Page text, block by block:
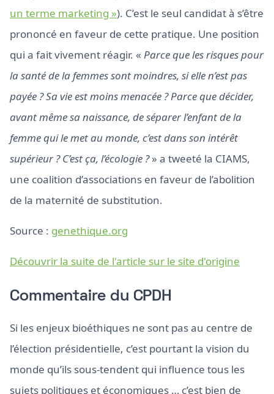
un terme marketing »). C’est le seul candidat à s’être
prononcé en faveur de cette pratique. Une position
qui a fait vivement réagir. « Parce que les risques pour
la santé de la femmes sont moindres, si elle n’est pas
payée ? Sa vie est moins menacée ? Parce que décider,
avant même sa naissance, de séparer l’enfant de la
femme qui le met au monde, c’est dans son intérêt
supérieur ? C’est ça, l’écologie ?» a tweeté la CIAMS,
une coalition d’associations en faveur de l’abolition
de la maternité de substitution.
Source : genethique.org
Découvrir la suite de l'article sur le site d'origine
Commentaire du CPDH
Si les enjeux bioéthiques ne sont pas au centre de
l’élection présidentielle, c’est pourtant la vision du
monde qu’ils sous-tendent qui influence tous les
sujets politiques et économiques … c’est bien de